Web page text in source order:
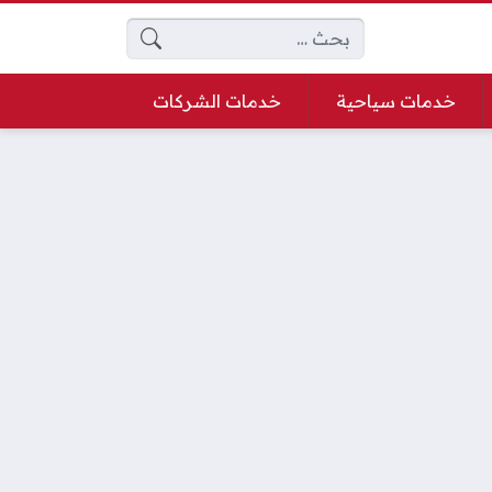
البحث عن:
خدمات سياحية خدمات الشركات